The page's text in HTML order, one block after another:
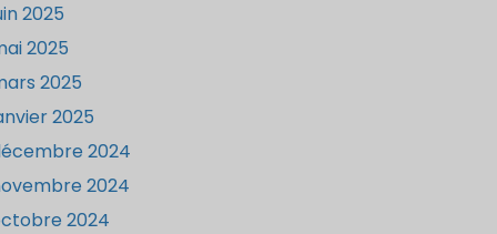
2025
2025
2025
2025
2024
2024
2024